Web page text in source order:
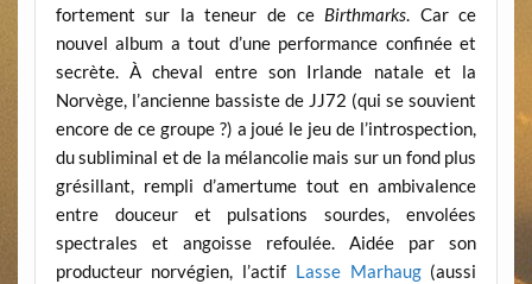
fortement sur la teneur de ce Birthmarks. Car ce
nouvel album a tout d’une performance confinée et
secrète. À cheval entre son Irlande natale et la
Norvège, l’ancienne bassiste de JJ72 (qui se souvient
encore de ce groupe ?) a joué le jeu de l’introspection,
du subliminal et de la mélancolie mais sur un fond plus
grésillant, rempli d’amertume tout en ambivalence
entre douceur et pulsations sourdes, envolées
spectrales et angoisse refoulée. Aidée par son
producteur norvégien, l’actif Lasse Marhaug(aussi